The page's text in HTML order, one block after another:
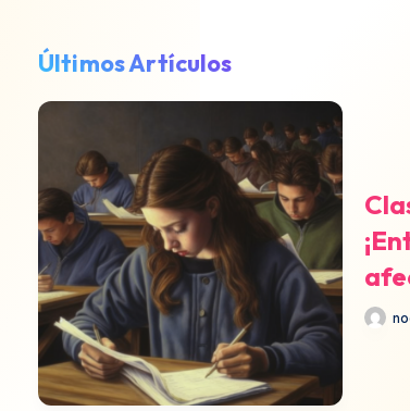
Últimos Artículos